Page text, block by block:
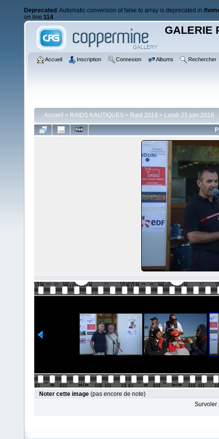
Deprecated : Automatic conversion of false to array is deprecated in /
on line 114
GALERIE
Accueil Inscription Connexion Albums Rechercher
Accueil > RAIDS NAUTIQUES > Raid 2018 > Lundi 25 juin 2018
Noter cette image (pas encore de note)
Survoler